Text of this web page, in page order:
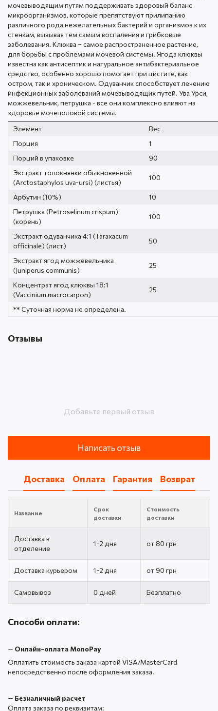
мочевыводящим путям поддерживать здоровый баланс
микроорганизмов, которые препятствуют прилипанию
различного рода нежелательных бактерий и организмов к их
стенкам, вызывая тем самым воспаления и грибковые
заболевания. Клюква – самое распространенное растение,
для борьбы с проблемами мочевой системы. Ягода клюквы
известна как антисептик и натуральное антибактериальное
средство, особенно хорошо помогает при цистите, как
остром, так и хроническом. Одуванчик способствует лечению
инфекционных заболеваний мочевыводящих путей. Ува Урси,
можжевельник, петрушка - все они комплексно влияют на
здоровье мочеполовой системы.
Элемент
Вес
Порция
1
Порций в упаковке
90
Экстракт толокнянки обыкновенной
(Arctostaphylos uva-ursi) (листья)
100
Арбутин (10%)
10
Петрушка (Petroselinum crispum)
(корень)
100
Экстракт одуванчика 4:1 (Taraxacum
officinale) (лист)
50
Экстракт ягод можжевельника
(Juniperus communis)
25
Концентрат ягод клюквы 18:1
(Vaccinium macrocarpon)
25
** Суточная норма не определена.
Отзывы
Добавьте первый отзыв
Написать отзыв
Доставка Оплата Гарантия Возврат
Название
Срок
доставки
Стоимость
доставки
Доставка в
отделение
1-2 дня от 80 грн
Доставка курьером 1-2 дня от 90 грн
Самовывоз 0 дней Безплатно
Способи оплати:
— Онлайн-оплата MonoPay
Оплатить стоимость заказа картой VISA/MasterCard
непосредственно после оформления заказа.
— Безналичный расчет
Оплата заказа по реквизитам: